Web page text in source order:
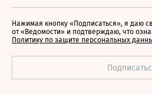
Нажимая кнопку «Подписаться», я даю
от «Ведомости» и подтверждаю, что
Политику по защите персональных